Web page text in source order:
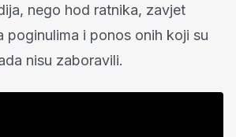
nego hod ratnika, zavjet
poginulima i ponos onih koji su
nisu zaboravili.